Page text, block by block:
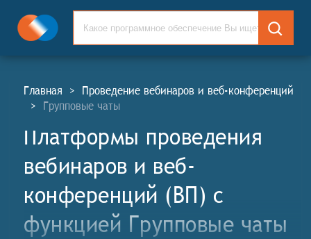
Главная > Проведение вебинаров и веб-конференций
> Групповые чаты
Платформы проведения
вебинаров и веб-
конференций (ВП) c
функцией Групповые чаты